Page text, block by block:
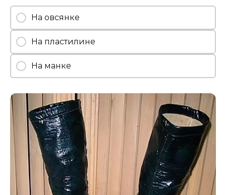
На овсянке
На пластилине
На манке